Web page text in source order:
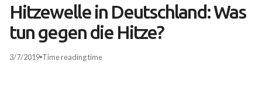
Hitzewelle in Deutschland: Was
tun gegen die Hitze?
3/7/2019 Timereading time